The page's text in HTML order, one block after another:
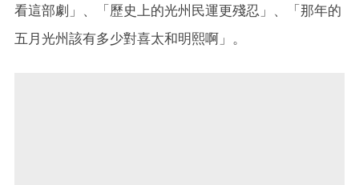
看這部劇」、「歷史上的光州民運更殘忍」、「那年的
五月光州該有多少對喜太和明熙啊」。